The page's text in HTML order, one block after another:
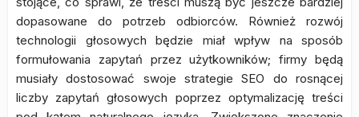
dopasowane do potrzeb odbiorców. Również rozwój
technologii głosowych będzie miał wpływ na sposób
formułowania zapytań przez użytkowników; firmy będą
musiały dostosować swoje strategie SEO do rosnącej
liczby zapytań głosowych poprzez optymalizację treści